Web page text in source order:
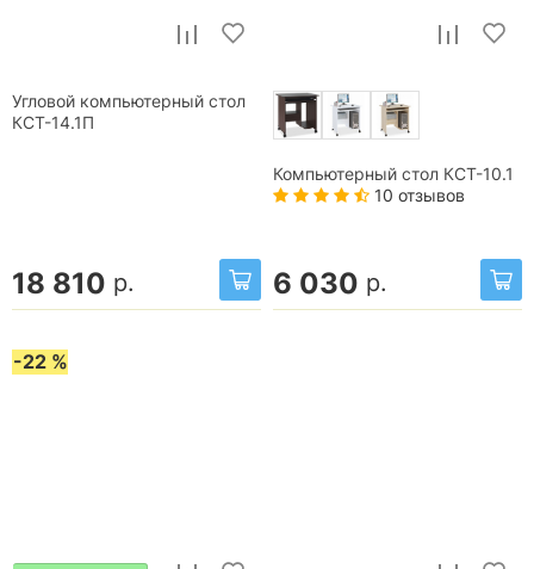
Угловой компьютерный стол
КСТ-14.1П
18 810 р.
Компьютерный стол КСТ-10.1
10 отзывов
6 030 р.
-22 %